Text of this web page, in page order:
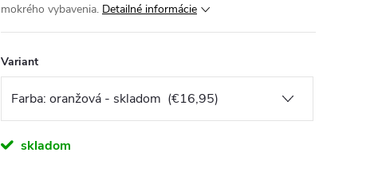
mokrého vybavenia. Detailné informácie
Variant
skladom